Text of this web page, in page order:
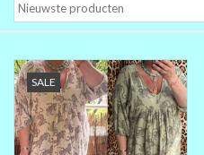
ACCESSOIRES
MATEN 42 TOT 46/48
SALE